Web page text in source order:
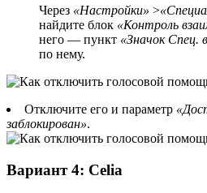
Через «Настройки» >
найдите блок «Контроль
него — пункт «Значок Спец.
по нему.
Отключите его и параметр
заблокирован».
Вариант 4: Celia